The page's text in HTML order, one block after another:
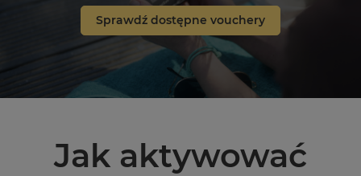
Sprawdź dostępne vouchery
Jak aktywować